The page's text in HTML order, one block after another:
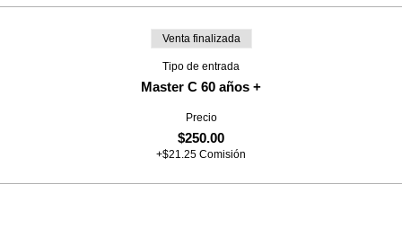
Venta finalizada
Tipo de entrada
Master C 60 años +
Precio
$250.00
+$21.25 Comisión